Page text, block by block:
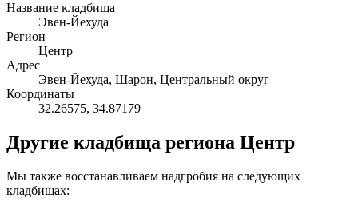
Название кладбища
Эвен-Йехуда
Регион
Центр
Адрес
Эвен-Йехуда, Шарон, Центральный округ
Координаты
32.26575, 34.87179
Другие кладбища региона Центр
Мы также восстанавливаем надгробия на следующих
кладбищах: